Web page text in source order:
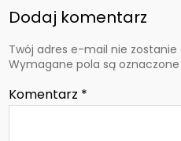
Dodaj komentarz
Twój adres e-mail nie zostanie
Wymagane pola są oznaczone
Komentarz *